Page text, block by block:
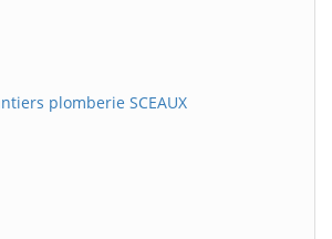
plomberie SCEAUX